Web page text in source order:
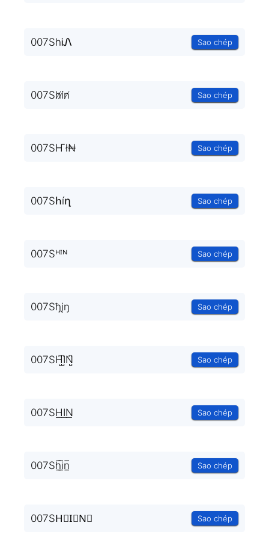
007ShᎥᏁ Sao chép
007Sh̸i̸n̸ Sao chép
007SҤł₦ Sao chép
007Sհíղ Sao chép
007Sᴴᴵᴺ Sao chép
007Sђįŋ Sao chép
007SH̺͆I̺͆N̺͆ Sao chép
007SH͟I͟N͟ Sao chép
007Sh̲̅i̲̅n̲̅ Sao chép
007SH⃣I⃣N⃣ Sao chép